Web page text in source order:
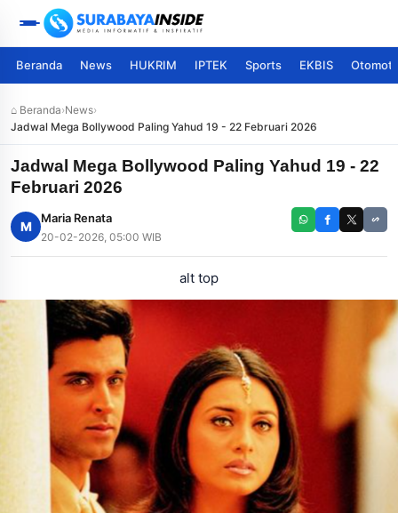
Beranda News HUKRIM IPTEK Sports EKBIS
⌂ Beranda›News›
Jadwal Mega Bollywood Paling Yahud 19 - 22 Februari 2026
Jadwal Mega Bollywood Paling Yahud 19 - 22
Februari 2026
M
Maria Renata
20-02-2026, 05:00 WIB
alt top